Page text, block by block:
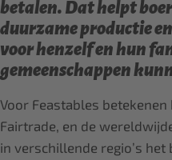
betalen. Dat helpt
duurzame productie
voor henzelf en hun
gemeenschappen
Voor Feastables
Fairtrade, en de
in verschillende regio’s